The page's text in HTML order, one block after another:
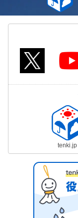
tenki.jp